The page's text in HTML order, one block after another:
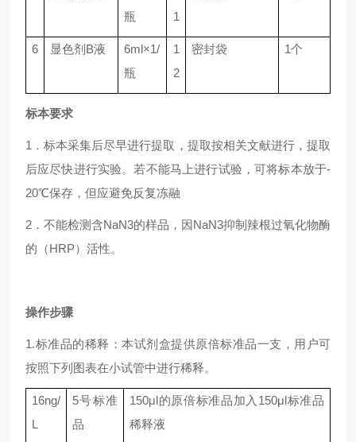
瓶
1
6 显色剂 B液 6ml×1/
瓶
1
2
密封袋 1个
标本要求
1．标本采集后尽早进行提取，提取按相关文献进行，提取
后应尽快进行实验。若不能马上进行试验，可将标本放于-
20℃保存，但应避免反复冻融
2．不能检测含NaN3的样品，因NaN3抑制辣根过氧化物酶
的（HRP）活性。
操作步骤
1.标准品的稀释：本试剂盒提供原倍标准品一支，用户可
按照下列图表在小试管中进行稀释。
16ng/
L
5号标准
品
150μl的原倍标准品加入 150μl标准品
稀释液